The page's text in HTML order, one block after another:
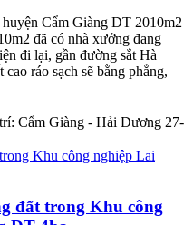
Cẩm Giàng DT 2010m2
đã có nhà xưởng đang
đi lại, gần đường sắt Hà
ráo sạch sẽ bằng phẳng,
Cẩm Giàng - Hải Dương 27-
đất trong Khu công